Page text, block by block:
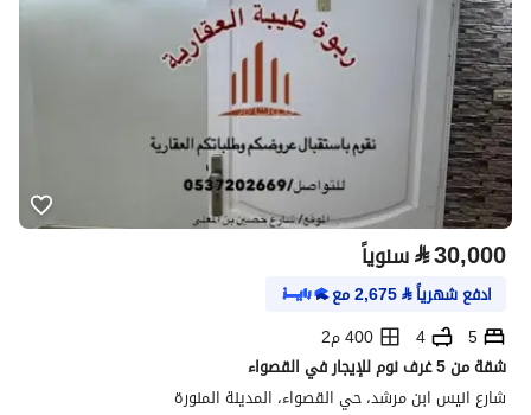
⃁30,000 سنوياً
ادفع شهرياً⃁
2,675مع
5
4
400 م2
شقة من 5 غرف نوم للإيجار في القصواء
شارع انيس ابن مرشد، حي القصواء، المدينة المنورة